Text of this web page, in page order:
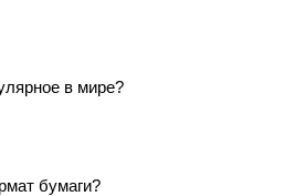
в мире?
бумаги?